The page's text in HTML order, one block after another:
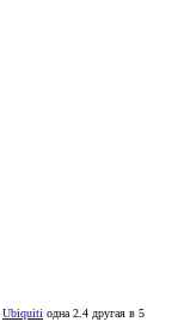
Ubiquiti одна 2.4 другая в 5